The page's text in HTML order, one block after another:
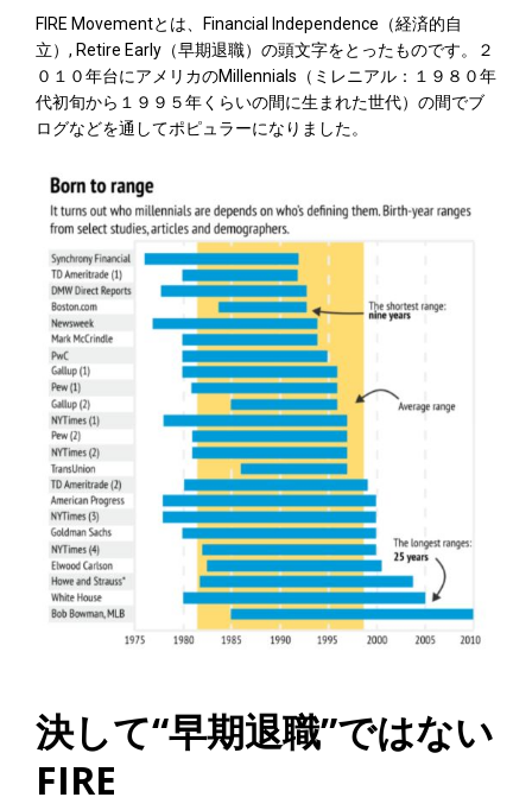
FIRE Movementとは、Financial Independence（経済的自
立）, Retire Early（早期退職）の頭文字をとったものです。２
０１０年台にアメリカのMillennials（ミレニアル：１９８０年
代初旬から１９９５年くらいの間に生まれた世代）の間でブ
ログなどを通してポピュラーになりました。
決して“早期退職”ではない
FIRE